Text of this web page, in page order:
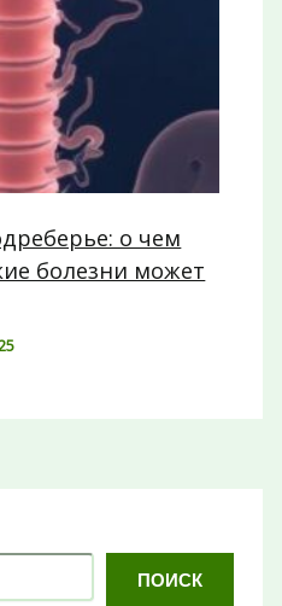
о чем
болезни может
ПОИСК